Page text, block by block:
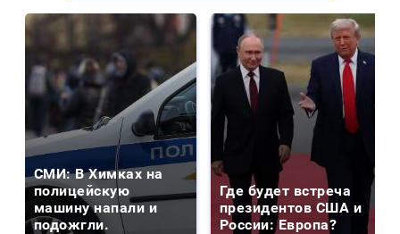
СМИ: В Химках на
полицейскую
машину напали и
подожгли.
Где будет встреча
президентов США и
России: Европа?